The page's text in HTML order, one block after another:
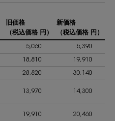
旧価格
（税込価格 円）
新価格
（税込価格 円）
5,060 5,390
18,810 19,910
28,820 30,140
13,970 14,300
19,910 20,460